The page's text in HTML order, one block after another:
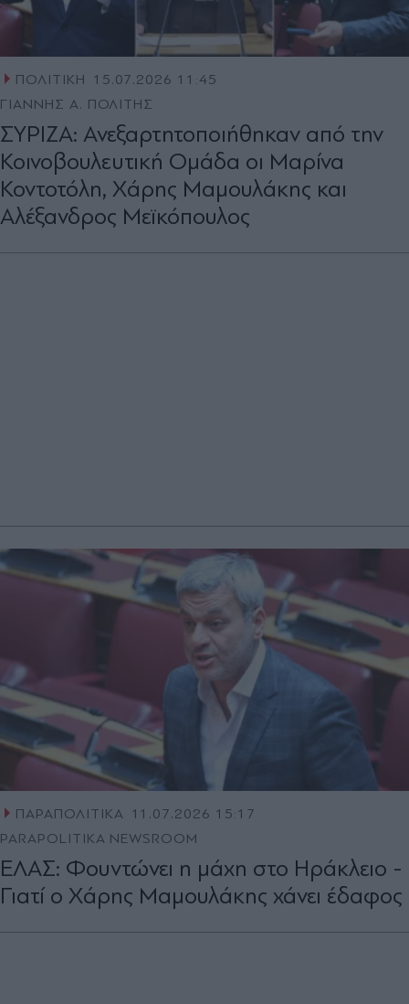
ΠΟΛΙΤΙΚΗ
15.07.2026 11:45
ΓΙΑΝΝΗΣ Α. ΠΟΛΙΤΗΣ
ΣΥΡΙΖΑ: Ανεξαρτητοποιήθηκαν από την
Κοινοβουλευτική Ομάδα οι Μαρίνα
Κοντοτόλη, Χάρης Μαμουλάκης και
Αλέξανδρος Μεϊκόπουλος
ΠΑΡΑΠΟΛΙΤΙΚΑ 11.07.2026 15:17
PARAPOLITIKA NEWSROOM
ΕΛΑΣ: Φουντώνει η μάχη στο Ηράκλειο -
Γιατί ο Χάρης Μαμουλάκης χάνει έδαφος